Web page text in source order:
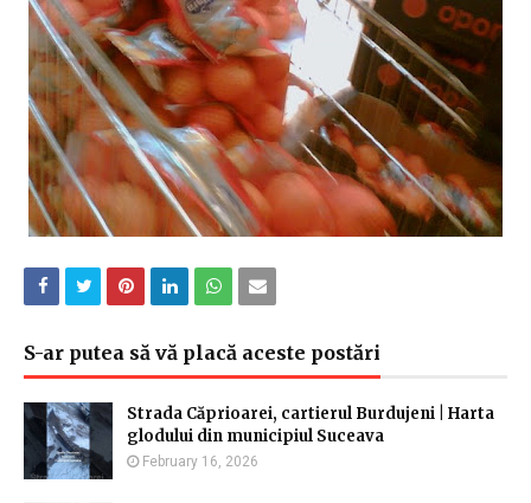
S-ar putea să vă placă aceste postări
Strada Căprioarei, cartierul Burdujeni | Harta
glodului din municipiul Suceava
February 16, 2026